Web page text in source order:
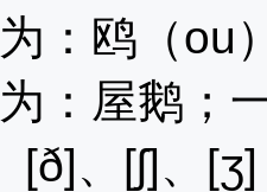
鸥（ou
：屋鹅；
[ð]、[ʃ]、[ʒ]